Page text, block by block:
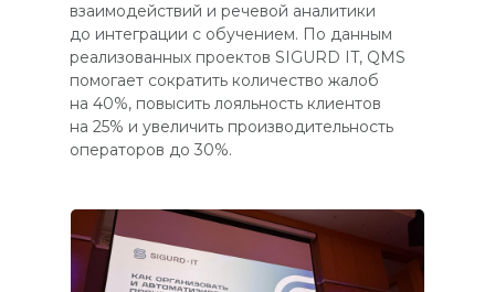
взаимодействий и речевой аналитики
до интеграции с обучением. По данным
реализованных проектов SIGURD IT, QMS
помогает сократить количество жалоб
на 40%, повысить лояльность клиентов
на 25% и увеличить производительность
операторов до 30%.